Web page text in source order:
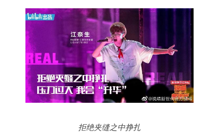
拒绝夹缝之中挣扎